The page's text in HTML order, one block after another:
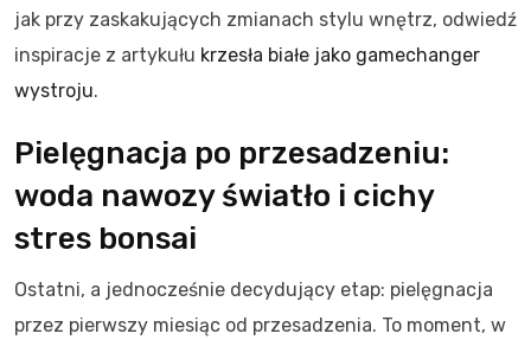
jak przy zaskakujących zmianach stylu wnętrz, odwiedź
inspiracje z artykułu krzesła białe jako gamechanger
wystroju.
Pielęgnacja po przesadzeniu:
woda nawozy światło i cichy
stres bonsai
Ostatni, a jednocześnie decydujący etap: pielęgnacja
przez pierwszy miesiąc od przesadzenia. To moment, w